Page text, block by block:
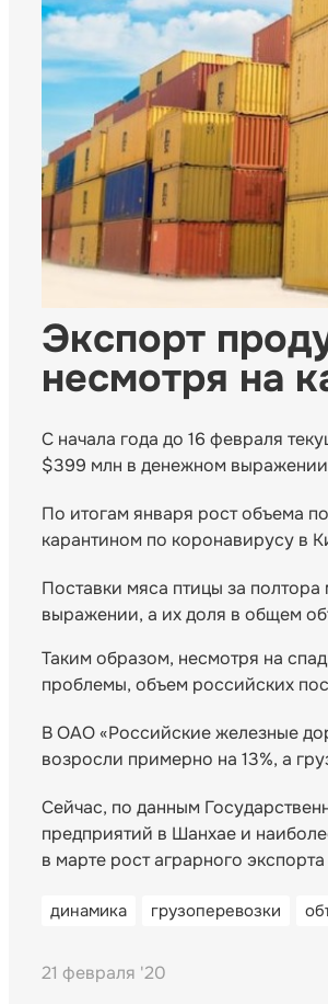
Экспорт
несмотря на
С начала года до 16 февраля
$399 млн в денежном
По итогам января рост объема
карантином по коронавирусу в
Поставки мяса птицы за
выражении, а их доля в общем
Таким образом, несмотря на
проблемы, объем российских
В ОАО «Российские железные
возросли примерно на 13%, а
Сейчас, по данным
предприятий в Шанхае и
в марте рост аграрного
динамика грузоперевозки
21 февраля '20